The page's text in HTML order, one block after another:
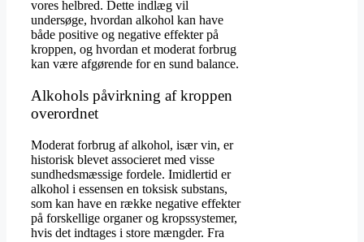
vores helbred. Dette indlæg vil
undersøge, hvordan alkohol kan have
både positive og negative effekter på
kroppen, og hvordan et moderat forbrug
kan være afgørende for en sund balance.
Alkohols påvirkning af kroppen
overordnet
Moderat forbrug af alkohol, især vin, er
historisk blevet associeret med visse
sundhedsmæssige fordele. Imidlertid er
alkohol i essensen en toksisk substans,
som kan have en række negative effekter
på forskellige organer og kropssystemer,
hvis det indtages i store mængder. Fra